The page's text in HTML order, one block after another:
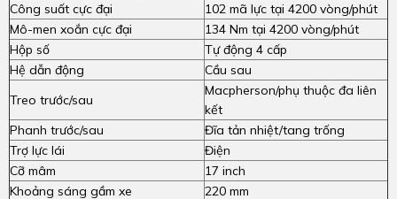
Công suất cực đại
102 mã lực tại 4200 vòng/phút
Mô-men xoắn cực đại
134 Nm tại 4200 vòng/phút
Hộp số
Tự động 4 cấp
Hệ dẫn động
Cầu sau
Treo trước/sau
Macpherson/phụ thuộc đa liên
kết
Phanh trước/sau
Đĩa tản nhiệt/tang trống
Trợ lực lái
Điện
Cỡ mâm
17 inch
Khoảng sáng gầm xe
220 mm